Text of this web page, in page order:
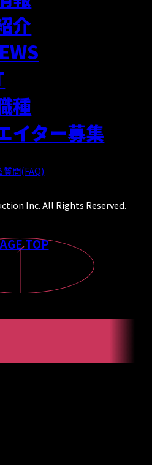
介
種
イター募集
質問(FAQ)
Inc. All Rights Reserved.
TOP